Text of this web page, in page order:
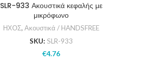
SLR-933 Ακουστικά κεφαλής με
μικρόφωνο
ΗΧΟΣ, Ακουστικά / HANDSFREE
SKU: SLR-933
€4.76